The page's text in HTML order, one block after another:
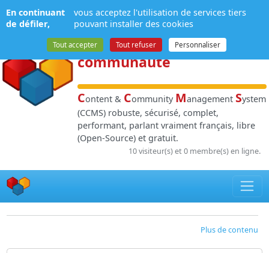
NPDS:Gestion de
contenuet de
communauté
Content & Community Management System
(CCMS) robuste, sécurisé, complet,
performant, parlant vraiment français, libre
(Open-Source) et gratuit.
10 visiteur(s) et 0 membre(s) en ligne.
Plus de contenu
Panneau de gestion des cookies
En continuant
de défiler,
vous acceptez l'utilisation de services tiers
pouvant installer des cookies
Tout accepter Tout refuser Personnaliser